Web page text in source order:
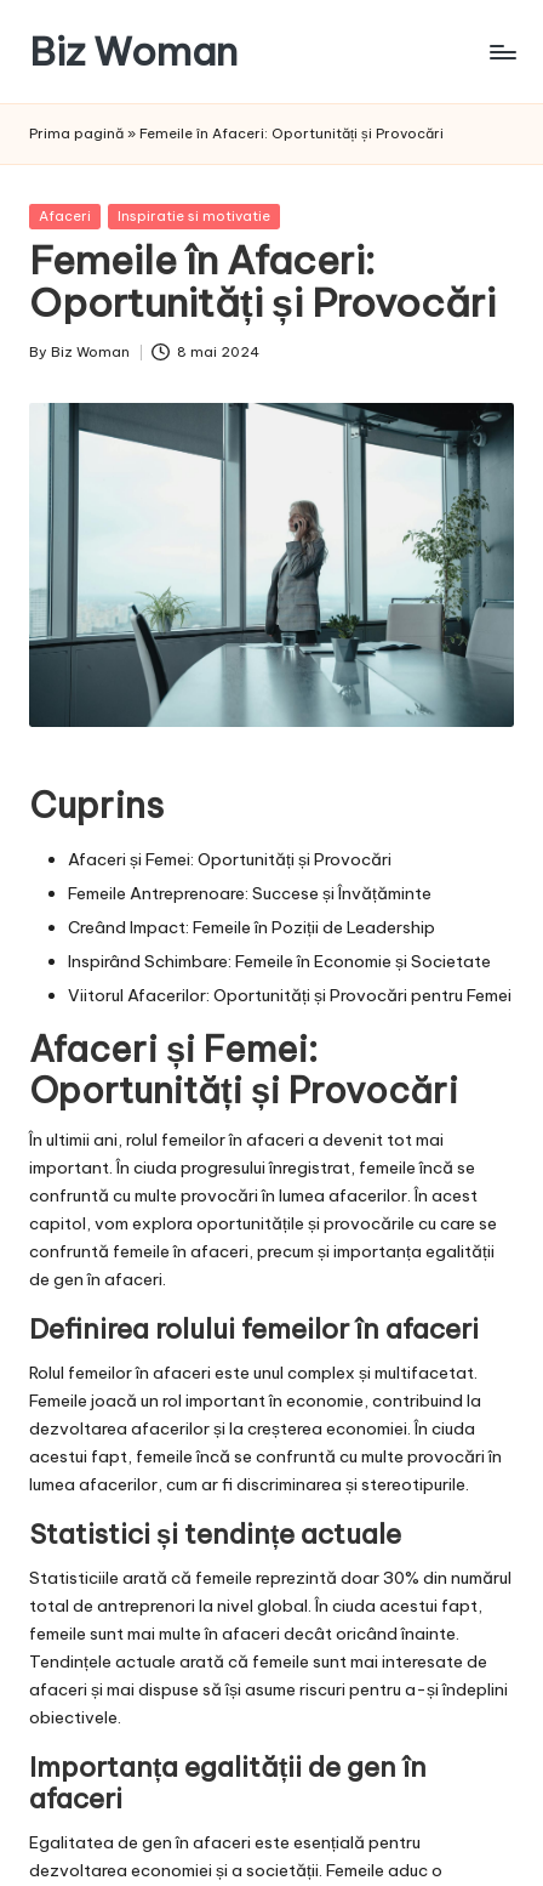
content
Biz Woman
succesul
Prima pagină » Femeile în Afaceri: Oportunități și Provocări
Posted
Afaceri Inspiratie si motivatie
Femeile în Afaceri:
Oportunități și Provocări
Posted
By Biz Woman 8 mai 2024
Cuprins
Afaceri și Femei: Oportunități și Provocări
Femeile Antreprenoare: Succese și Învățăminte
Creând Impact: Femeile în Poziții de Leadership
Inspirând Schimbare: Femeile în Economie și Societate
Viitorul Afacerilor: Oportunități și Provocări pentru Femei
Afaceri și Femei:
Oportunități și Provocări
În ultimii ani, rolul femeilor în afaceri a devenit tot mai
important. În ciuda progresului înregistrat, femeile încă se
confruntă cu multe provocări în lumea afacerilor. În acest
capitol, vom explora oportunitățile și provocările cu care se
confruntă femeile în afaceri, precum și importanța egalității
de gen în afaceri.
Definirea rolului femeilor în afaceri
Rolul femeilor în afaceri este unul complex și multifacetat.
Femeile joacă un rol important în economie, contribuind la
dezvoltarea afacerilor și la creșterea economiei. În ciuda
acestui fapt, femeile încă se confruntă cu multe provocări în
lumea afacerilor, cum ar fi discriminarea și stereotipurile.
Statistici și tendințe actuale
Statisticiile arată că femeile reprezintă doar 30% din numărul
total de antreprenori la nivel global. În ciuda acestui fapt,
femeile sunt mai multe în afaceri decât oricând înainte.
Tendințele actuale arată că femeile sunt mai interesate de
afaceri și mai dispuse să își asume riscuri pentru a-și îndeplini
obiectivele.
Importanța egalității de gen în
afaceri
Egalitatea de gen în afaceri este esențială pentru
dezvoltarea economiei și a societății. Femeile aduc o